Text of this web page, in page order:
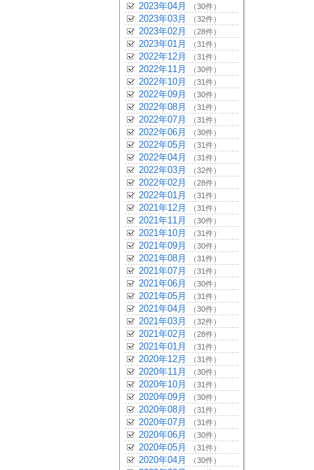
2023年04月 （30件）
2023年03月 （32件）
2023年02月 （28件）
2023年01月 （31件）
2022年12月 （31件）
2022年11月 （30件）
2022年10月 （31件）
2022年09月 （30件）
2022年08月 （31件）
2022年07月 （31件）
2022年06月 （30件）
2022年05月 （31件）
2022年04月 （31件）
2022年03月 （32件）
2022年02月 （28件）
2022年01月 （31件）
2021年12月 （31件）
2021年11月 （30件）
2021年10月 （31件）
2021年09月 （30件）
2021年08月 （31件）
2021年07月 （31件）
2021年06月 （30件）
2021年05月 （31件）
2021年04月 （30件）
2021年03月 （32件）
2021年02月 （28件）
2021年01月 （31件）
2020年12月 （31件）
2020年11月 （30件）
2020年10月 （31件）
2020年09月 （30件）
2020年08月 （31件）
2020年07月 （31件）
2020年06月 （30件）
2020年05月 （31件）
2020年04月 （30件）